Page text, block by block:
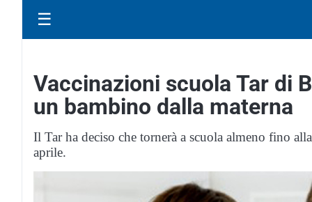
☰
Vaccinazioni scuola Tar di
un bambino dalla materna
Il Tar ha deciso che tornerà a scuola almeno fino
aprile.